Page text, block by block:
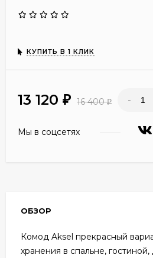
КУПИТЬ В 1 КЛИК
13 120 ₽ 16 400₽ -
Мы в соцсетях
ОБЗОР
Комод Aksel прекрасный
хранения в спальне,